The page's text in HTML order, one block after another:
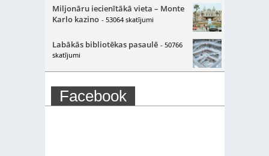
Miljonāru iecienītākā vieta – Monte
Karlo kazino - 53064 skatījumi
Labākās bibliotēkas pasaulē - 50766
skatījumi
Facebook